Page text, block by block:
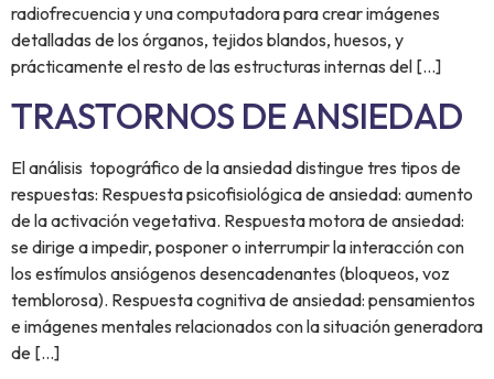
radiofrecuencia y una computadora para crear imágenes
detalladas de los órganos, tejidos blandos, huesos, y
prácticamente el resto de las estructuras internas del […]
TRASTORNOS DE ANSIEDAD
El análisis topográfico de la ansiedad distingue tres tipos de
respuestas: Respuesta psicofisiológica de ansiedad: aumento
de la activación vegetativa. Respuesta motora de ansiedad:
se dirige a impedir, posponer o interrumpir la interacción con
los estímulos ansiógenos desencadenantes (bloqueos, voz
temblorosa). Respuesta cognitiva de ansiedad: pensamientos
e imágenes mentales relacionados con la situación generadora
de […]